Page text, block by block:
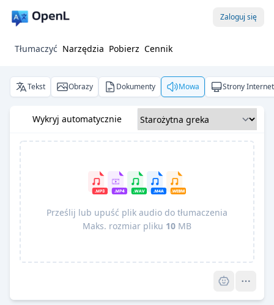
Zaloguj się
Tłumaczyć Narzędzia Pobierz Cennik
Tekst Obrazy Dokumenty Mowa Strony
Wykryj automatycznie
Prześlij lub upuść plik audio do tłumaczenia
Maks. rozmiar pliku 10 MB